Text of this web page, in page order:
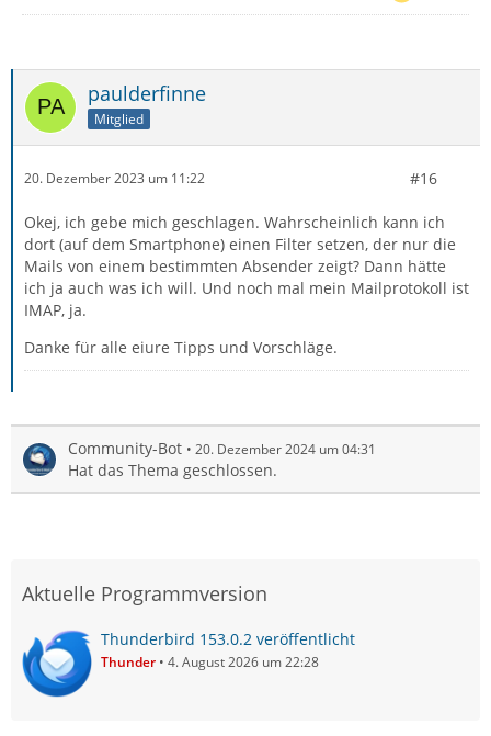
paulderfinne
Mitglied
20. Dezember 2023 um 11:22 #16
Okej, ich gebe mich geschlagen. Wahrscheinlich kann ich
dort (auf dem Smartphone) einen Filter setzen, der nur die
Mails von einem bestimmten Absender zeigt? Dann hätte
ich ja auch was ich will. Und noch mal mein Mailprotokoll ist
IMAP, ja.
Danke für alle eiure Tipps und Vorschläge.
Community-Bot 20. Dezember 2024 um 04:31
Hat das Thema geschlossen.
Aktuelle Programmversion
Thunderbird 153.0.2 veröffentlicht
Thunder 4. August 2026 um 22:28